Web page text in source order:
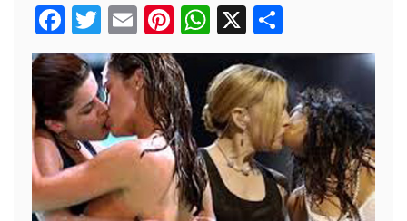
F
a
c
e
b
o
o
T
w
itt
er
E
m
ai
l
Pi
nt
er
e
st
W
h
at
s
A
p
p
X
a
rt
aj
e
a
z